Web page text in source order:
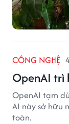
CÔNG NGHỆ
OpenAI trì
OpenAI tạm
AI này sở hữu
toàn.